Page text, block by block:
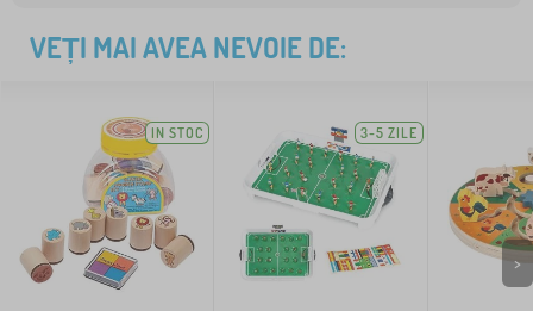
VEȚI MAI AVEA NEVOIE DE:
IN STOC 3-5 ZILE
>